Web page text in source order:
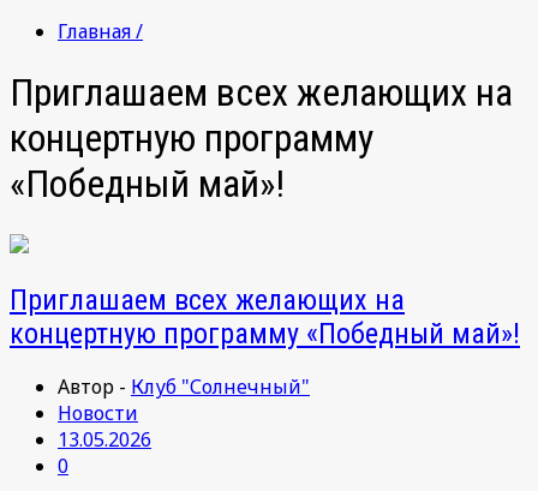
Главная /
Приглашаем всех желающих на
концертную программу
«Победный май»!
Приглашаем всех желающих на
концертную программу «Победный май»!
Автор - Клуб "Солнечный"
Новости
13.05.2026
0